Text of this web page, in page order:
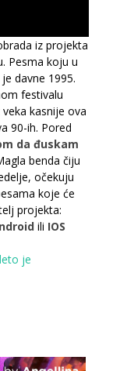
iz projekta
Pesma koju u
davne 1995.
festivalu
kasnije ova
90-ih. Pored
da đuskam
benda čiju
očekuju
koje će
projekta:
ili IOS
leto je